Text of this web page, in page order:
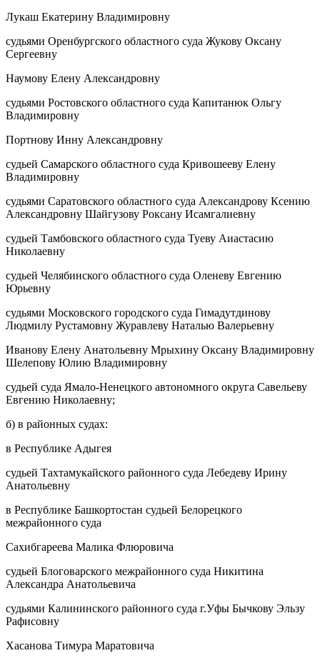
Лукаш Екатерину Владимировну
судьями Оренбургского областного суда Жукову Оксану
Сергеевну
Наумову Елену Александровну
судьями Ростовского областного суда Капитанюк Ольгу
Владимировну
Портнову Инну Александровну
судьей Самарского областного суда Кривошееву Елену
Владимировну
судьями Саратовского областного суда Александрову Ксению
Александровну Шайгузову Роксану Исамгалиевну
судьей Тамбовского областного суда Туеву Аиастасию
Николаевну
судьей Челябинского областного суда Оленеву Евгению
Юрьевну
судьями Московского городского суда Гимадутдинову
Людмилу Рустамовну Журавлеву Наталью Валерьевну
Иванову Елену Анатольевну Мрыхину Оксану Владимировну
Шелепову Юлию Владимировну
судьей суда Ямало-Ненецкого автономного округа Савельеву
Евгению Николаевну;
б) в районных судах:
в Республике Адыгея
судьей Тахтамукайского районного суда Лебедеву Ирину
Анатольевну
в Республике Башкортостан судьей Белорецкого
межрайонного суда
Сахибгареева Малика Флюровича
судьей Блоговарского межрайонного суда Никитина
Александра Анатольевича
судьями Калининского районного суда г.Уфы Бычкову Эльзу
Рафисовну
Хасанова Тимура Маратовича